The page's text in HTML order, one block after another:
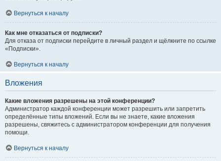
Вернуться к началу
Как мне отказаться от подписки?
Для отказа от подписки перейдите в личный раздел и щёлкните по ссылке
«Подписки».
Вернуться к началу
Вложения
Какие вложения разрешены на этой конференции?
Администратор каждой конференции может разрешить или запретить
определённые типы вложений. Если вы не знаете, какие вложения
разрешены, свяжитесь с администратором конференции для получения
помощи.
Вернуться к началу